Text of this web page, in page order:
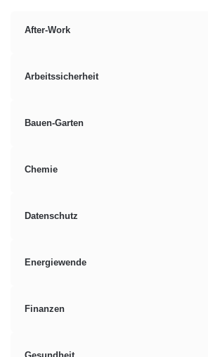
After-Work
Arbeitssicherheit
Bauen-Garten
Chemie
Datenschutz
Energiewende
Finanzen